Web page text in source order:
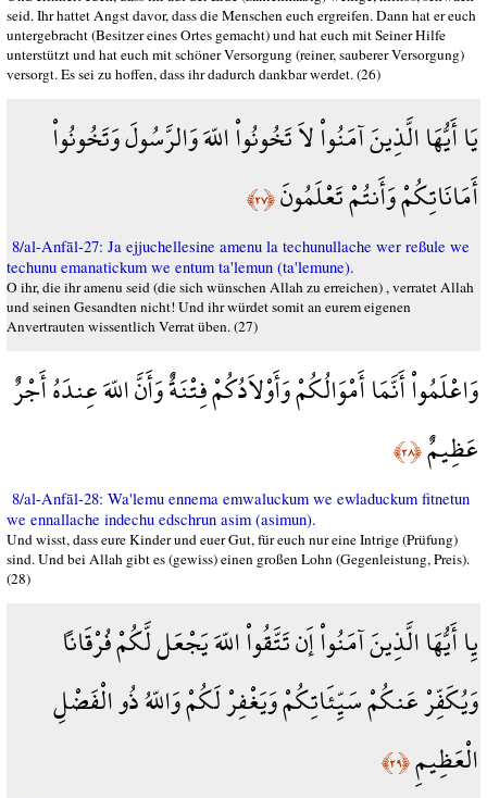
seid. Ihr hattet Angst davor, dass die Menschen euch ergreifen. Dann hat er euch
untergebracht (Besitzer eines Ortes gemacht) und hat euch mit Seiner Hilfe
unterstützt und hat euch mit schöner Versorgung (reiner, sauberer Versorgung)
versorgt. Es sei zu hoffen, dass ihr dadurch dankbar werdet. (26)
يَا أَيُّهَا الَّذِينَ آمَنُواْ لاَ تَخُونُواْ اللّهَ وَالرَّسُولَ وَتَخُونُواْ
أَمَانَاتِكُمْ وَأَنتُمْ تَعْلَمُونَ﴿٢٧﴾
8/al-Anfāl-27: Ja ejjuchellesine amenu la techunullache wer reßule we
techunu emanatickum we entum ta'lemun (ta'lemune).
O ihr, die ihr amenu seid (die sich wünschen Allah zu erreichen) , verratet Allah
und seinen Gesandten nicht! Und ihr würdet somit an eurem eigenen
Anvertrauten wissentlich Verrat üben. (27)
وَاعْلَمُواْ أَنَّمَا أَمْوَالُكُمْ وَأَوْلاَدُكُمْ فِتْنَةٌ وَأَنَّ اللّهَ عِندَهُ أَجْرٌ
عَظِيمٌ﴿٢٨﴾
8/al-Anfāl-28: Wa'lemu ennema emwaluckum we ewladuckum fitnetun
we ennallache indechu edschrun asim (asimun).
Und wisst, dass eure Kinder und euer Gut, für euch nur eine Intrige (Prüfung)
sind. Und bei Allah gibt es (gewiss) einen großen Lohn (Gegenleistung, Preis).
(28)
يِا أَيُّهَا الَّذِينَ آمَنُواْ إَن تَتَّقُواْ اللّهَ يَجْعَل لَّكُمْ فُرْقَاناً
وَيُكَفِّرْ عَنكُمْ سَيِّئَاتِكُمْ وَيَغْفِرْ لَكُمْ وَاللّهُ ذُو الْفَضْلِ
الْعَظِيمِ﴿٢٩﴾